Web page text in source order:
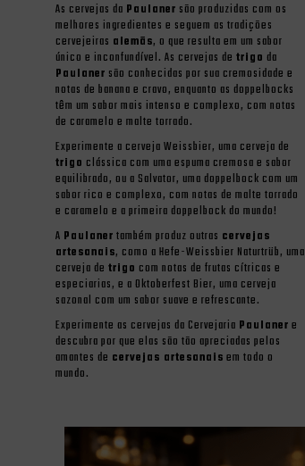
As cervejas da Paulaner são produzidas com os
melhores ingredientes e seguem as tradições
cervejeiras alemãs, o que resulta em um sabor
único e inconfundível. As cervejas de trigo da
Paulaner são conhecidas por sua cremosidade e
notas de banana e cravo, enquanto as doppelbocks
têm um sabor mais intenso e complexo, com notas
de caramelo e malte torrado.
Experimente a cerveja Weissbier, uma cerveja de
trigo clássica com uma espuma cremosa e sabor
equilibrado, ou a Salvator, uma doppelbock com um
sabor rico e complexo, com notas de malte torrado
e caramelo e a primeira doppelbock do mundo!
A Paulaner também produz outras cervejas
artesanais, como a Hefe-Weissbier Naturtrüb, uma
cerveja de trigo com notas de frutas cítricas e
especiarias, e a Oktoberfest Bier, uma cerveja
sazonal com um sabor suave e refrescante.
Experimente as cervejas da Cervejaria Paulaner e
descubra por que elas são tão apreciadas pelos
amantes de cervejas artesanais em todo o
mundo.